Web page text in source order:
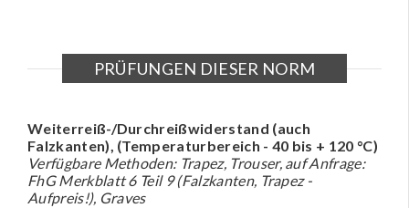
PRÜFUNGEN DIESER NORM
Weiterreiß-/Durchreißwiderstand (auch
Falzkanten), (Temperaturbereich - 40 bis + 120 °C)
Verfügbare Methoden: Trapez, Trouser, auf Anfrage:
FhG Merkblatt 6 Teil 9 (Falzkanten, Trapez -
Aufpreis!), Graves